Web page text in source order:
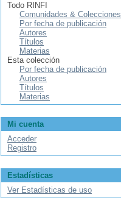
Todo RINFI
Comunidades & Colecciones
Por fecha de publicación
Autores
Títulos
Materias
Esta colección
Por fecha de publicación
Autores
Títulos
Materias
Mi cuenta
Acceder
Registro
Estadísticas
Ver Estadísticas de uso